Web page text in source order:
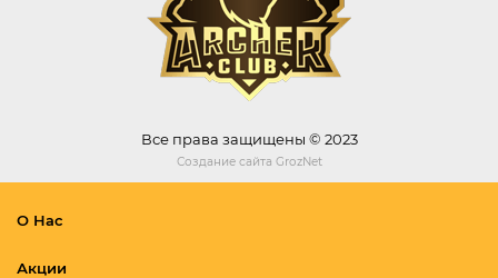
Все права защищены © 2023
Создание сайта GrozNet
О Нас
Акции